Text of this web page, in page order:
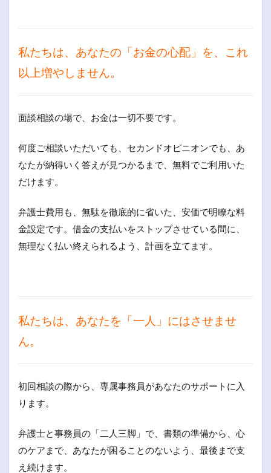
私たちは、あなたの「お金の心配」を、これ
以上増やしません。
面談相談の場で、お金は一切不要です。
何度ご相談いただいても、セカンドオピニオンでも、あ
なたが納得いく答えが見つかるまで、無料でご利用いた
だけます。
弁護士費用も、無駄を徹底的に省いた、安価で明瞭な料
金設定です。借金の支払いをストップさせている間に、
無理なく払い終えられるよう、計画を立てます。
私たちは、あなたを「一人」にはさせませ
ん。
初回相談の際から、専属事務員があなたのサポートに入
ります。
弁護士と事務員の「二人三脚」で、書類の準備から、心
のケアまで、あなたが困ることのないよう、最後まで支
え続けます。